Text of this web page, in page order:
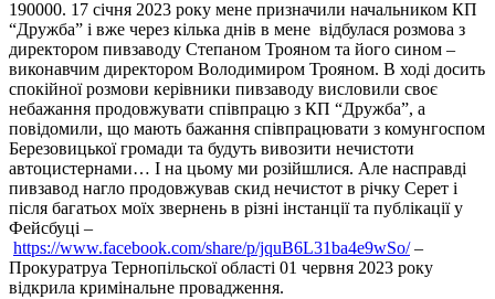
190000. 17 січня 2023 року мене призначили начальником КП
“Дружба” і вже через кілька днів в мене відбулася розмова з
директором пивзаводу Степаном Трояном та його сином –
виконавчим директором Володимиром Трояном. В ході досить
спокійної розмови керівники пивзаводу висловили своє
небажання продовжувати співпрацю з КП “Дружба”, а
повідомили, що мають бажання співпрацювати з комунгоспом
Березовицької громади та будуть вивозити нечистоти
автоцистернами… І на цьому ми розійшлися. Але насправді
пивзавод нагло продовжував скид нечистот в річку Серет і
після багатьох моїх звернень в різні інстанції та публікації у
Фейсбуці –
https://www.facebook.com/share/p/jquB6L31ba4e9wSo/–
Прокуратруа Тернопільскої області 01 червня 2023 року
відкрила кримінальне провадження.